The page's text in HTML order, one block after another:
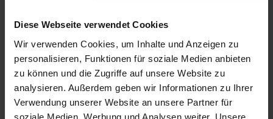
Diese Webseite verwendet Cookies
Wir verwenden Cookies, um Inhalte und Anzeigen zu
personalisieren, Funktionen für soziale Medien anbieten
zu können und die Zugriffe auf unsere Website zu
analysieren. Außerdem geben wir Informationen zu Ihrer
Verwendung unserer Website an unsere Partner für
soziale Medien, Werbung und Analysen weiter. Unsere
Informationen zur Veranstaltung
Beginn Montag, 24.08.2026,
10.00 -
11.00
Unkostenbeitrag € 2,00